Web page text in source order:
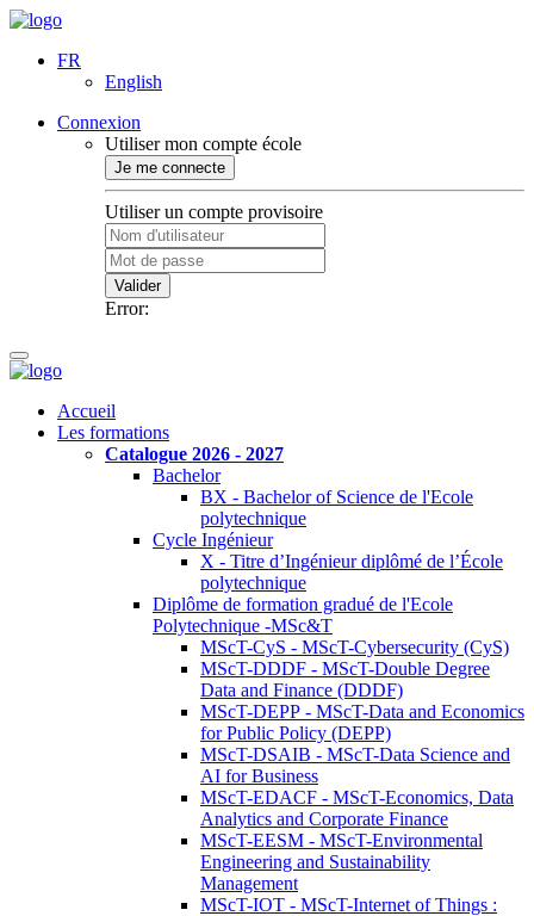
FR
English
Connexion
Utiliser mon compte école
Je me connecte
Utiliser un compte provisoire
Valider
Error:
Accueil
Les formations
Catalogue 2026 - 2027
Bachelor
BX - Bachelor of Science de l'Ecole
polytechnique
Cycle Ingénieur
X - Titre d’Ingénieur diplômé de l’École
polytechnique
Diplôme de formation gradué de l'Ecole
Polytechnique -MSc&T
MScT-CyS - MScT-Cybersecurity (CyS)
MScT-DDDF - MScT-Double Degree
Data and Finance (DDDF)
MScT-DEPP - MScT-Data and Economics
for Public Policy (DEPP)
MScT-DSAIB - MScT-Data Science and
AI for Business
MScT-EDACF - MScT-Economics, Data
Analytics and Corporate Finance
MScT-EESM - MScT-Environmental
Engineering and Sustainability
Management
MScT-IOT - MScT-Internet of Things :